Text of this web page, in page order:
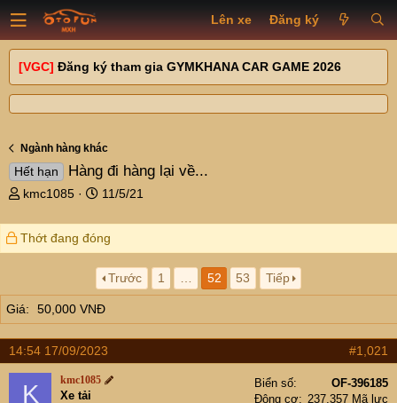
Lên xe Đăng ký
[VGC] Đăng ký tham gia GYMKHANA CAR GAME 2026
Ngành hàng khác
Hết hạn Hàng đi hàng lại về...
T
r
e
s
t
a
t
kmc1085
N
à
y
ử
i
11/5/21
Thớt đang đóng
Trước 1 52 53 Tiếp
Giá 50,000 VNĐ
14:54 17/09/2023 #1,021
K kmc1085
Xe tải
Biển số
OF-396185
Động cơ
237,357 Mã lực